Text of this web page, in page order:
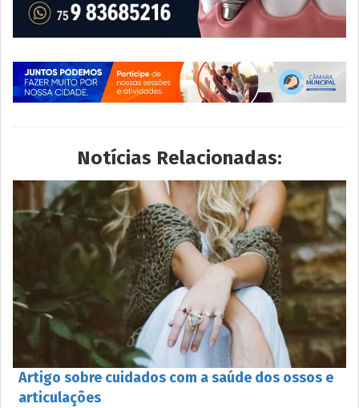
Notícias Relacionadas:
Artigo sobre cuidados com a saúde dos ossos e
articulações